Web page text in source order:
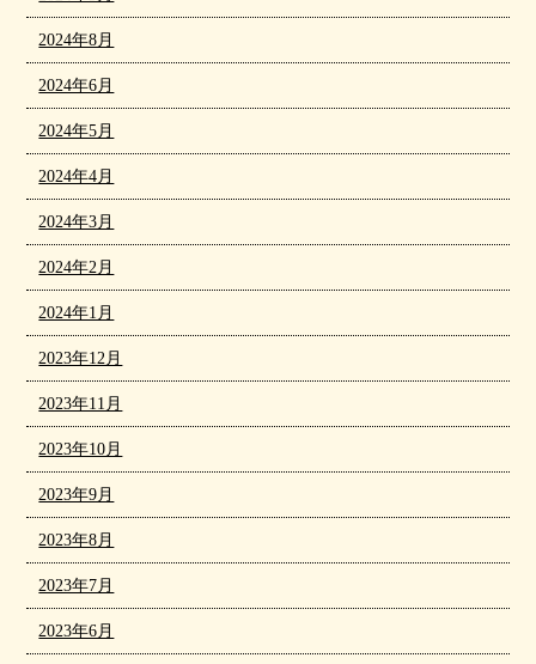
2024年8月
2024年6月
2024年5月
2024年4月
2024年3月
2024年2月
2024年1月
2023年12月
2023年11月
2023年10月
2023年9月
2023年8月
2023年7月
2023年6月